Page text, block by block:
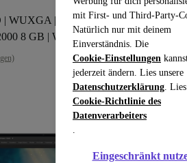
mit First- und Third-Party-
Natürlich nur mit deinem
Einverständnis. Die
Cookie-Einstellungen
jederzeit ändern. Lies unsere
Datenschutzerklärung.
Cookie-Richtlinie des
Datenverarbeiters
.
Eingeschränkt
WUXGA | FP | Tastaturbeleuchtung |
8 GB | Win 11 Pro | DE